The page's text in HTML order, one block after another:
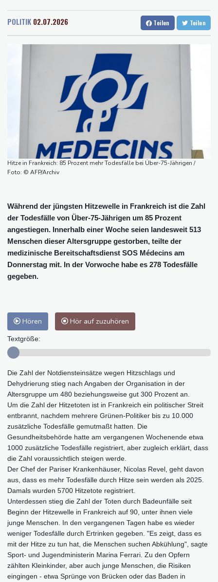
Dresden
Wien
22 °C
Baden-Baden
21 °C
Doppelpack Freigang: Frankfurt schlägt auch Malmö
Explosion mutmaßlich ukrainischer Drohne in Bulgarien löst
diplomatische Verstimmung aus
Selenskyj warnt vor Folgen russischer Angriffe - Vucic für
Sieg auf der längsten Etappe: Vollering übernimmt
Gesamtführung
Drohne explodiert an der Grenze zwischen Rumänien und
Bulgarien nahe Gaspipeline
Lionel Messi trauert um seinen Vater
POLITIK 02.07.2026 Teilen Teilen
Hitze in Frankreich: 85 Prozent mehr Todesfälle bei Über-75-Jährigen /
Foto: © AFP/Archiv
Während der jüngsten Hitzewelle in Frankreich ist die Zahl
der Todesfälle von Über-75-Jährigen um 85 Prozent
angestiegen. Innerhalb einer Woche seien landesweit 513
Menschen dieser Altersgruppe gestorben, teilte der
medizinische Bereitschaftsdienst SOS Médecins am
Donnerstag mit. In der Vorwoche habe es 278 Todesfälle
gegeben.
Hören Hör auf zuzuhören
Textgröße:
Die Zahl der Notdiensteinsätze wegen Hitzschlags und
Dehydrierung stieg nach Angaben der Organisation in der
Altersgruppe um 480 beziehungsweise gut 300 Prozent an.
Um die Zahl der Hitzetoten ist in Frankreich ein politischer Streit
entbrannt, nachdem mehrere Grünen-Politiker bis zu 10.000
zusätzliche Todesfälle gemutmaßt hatten. Die
Gesundheitsbehörde hatte am vergangenen Wochenende etwa
1000 zusätzliche Todesfälle registriert, aber zugleich erklärt, dass
die Zahl voraussichtlich steigen werde.
Der Chef der Pariser Krankenhäuser, Nicolas Revel, geht davon
aus, dass es mehr Todesfälle durch Hitze sein werden als 2025.
Damals wurden 5700 Hitzetote registriert.
Unterdessen stieg die Zahl der Toten durch Badeunfälle seit
Beginn der Hitzewelle in Frankreich auf 90, unter ihnen viele
junge Menschen. In den vergangenen Tagen habe es wieder
weniger Todesfälle durch Ertrinken gegeben. "Es zeigt, dass es
mit der Hitze zu tun hat, die Menschen suchen Abkühlung", sagte
Sport- und Jugendministerin Marina Ferrari. Zu den Opfern
zählten Kleinkinder, aber auch junge Menschen, die Risiken
eingingen - etwa Sprünge von Brücken oder das Baden in